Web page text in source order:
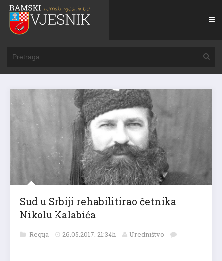
Sud u Srbiji rehabilitirao četnika
Nikolu Kalabića
Regija 26.05.2017. 21:34h Uredništvo